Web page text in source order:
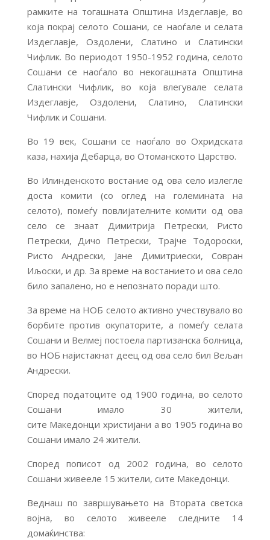
рамките на тогашната Општина Издеглавје, во
која покрај селото Сошани, се наоѓале и селата
Издеглавје, Оздолени, Слатино и Слатински
Чифлик. Во периодот 1950-1952 година, селото
Сошани се наоѓало во некогашната Општина
Слатински Чифлик, во која влегувале селата
Издеглавје, Оздолени, Слатино, Слатински
Чифлик и Сошани.
Во 19 век, Сошани се наоѓало во Охридската
каза, нахија Дебарца, во Отоманското Царство.
Во Илинденското востание од ова село излегле
доста комити (со оглед на големината на
селото), помеѓу повлијателните комити од ова
село се знаат Димитрија Петрески, Ристо
Петрески, Дичо Петрески, Трајче Тодороски,
Ристо Андрески, Јане Димитриески, Совран
Иљоски, и др. За време на востанието и ова село
било запалено, но е непознато поради што.
За време на НОБ селото активно учествувало во
борбите против окупаторите, а помеѓу селата
Сошани и Велмеј постоела партизанска болница,
во НОБ најистакнат деец од ова село бил Вељан
Андрески.
Според податоците од 1900 година, во селото
Сошани имало 30 жители,
сите Македонци христијани а во 1905 година во
Сошани имало 24 жители.
Според пописот од 2002 година, во селото
Сошани живееле 15 жители, сите Македонци.
Веднаш по завршувањето на Втората светска
војна, во селото живееле следните 14
домаќинства: